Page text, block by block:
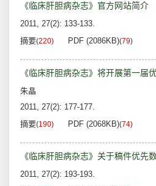
《临床肝胆病杂志》官方网站简介
2011, 27(2): 133-133.
摘要(220) PDF (2086KB)(79)
《临床肝胆病杂志》将开展第一届
朱晶
2011, 27(2): 177-177.
摘要(190) PDF (2068KB)(74)
《临床肝胆病杂志》关于稿件优先
2011, 27(2): 193-193.